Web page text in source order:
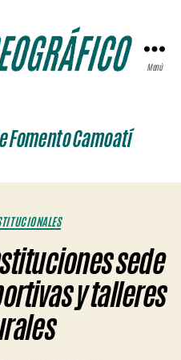
Menú
Fomento Camoatí
Categorías
sede
y talleres